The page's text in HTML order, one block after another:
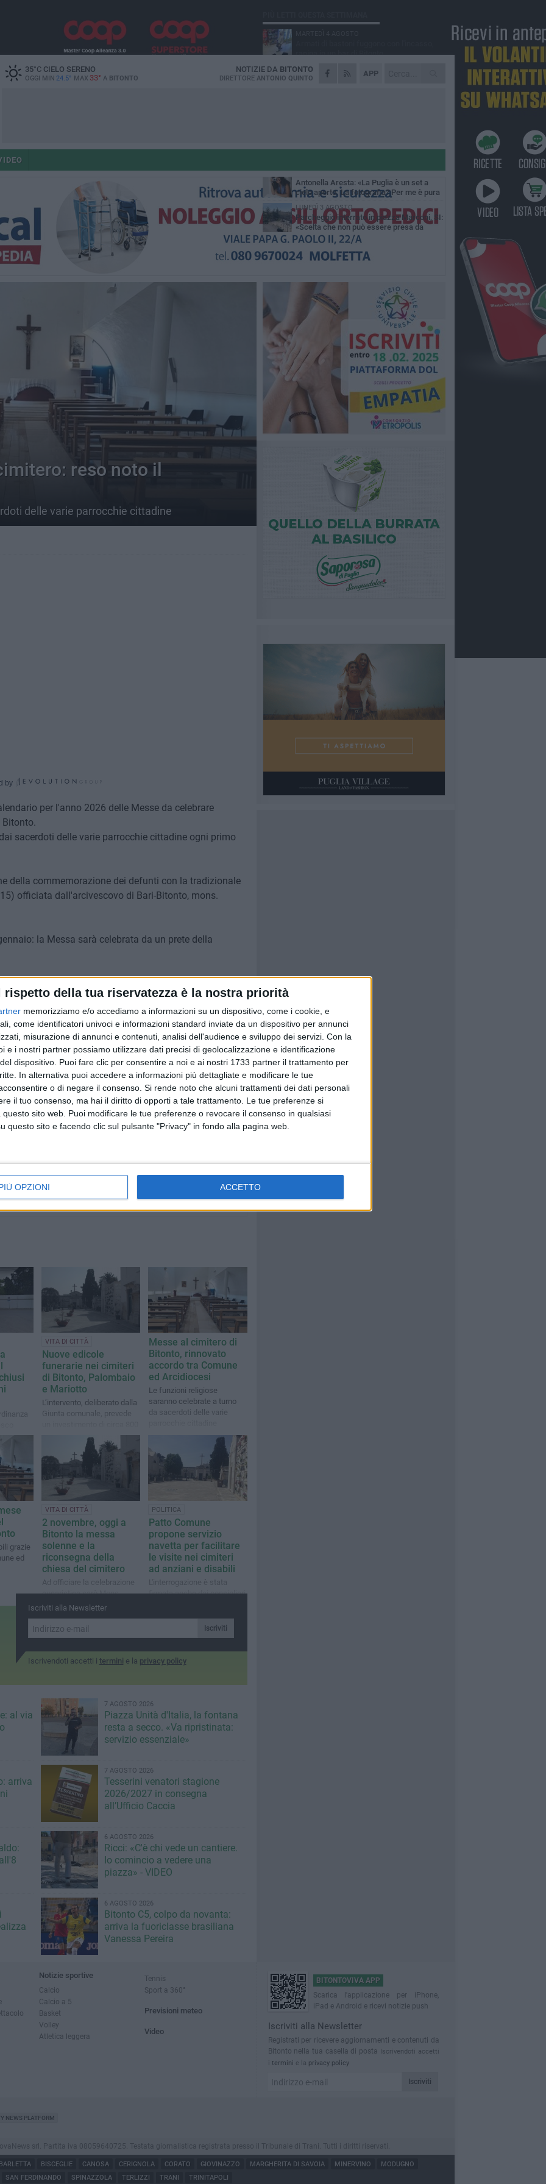
rispetto della tua riservatezza è la nostra priorità
memorizziamo e/o accediamo a informazioni su un dispositivo, come i cookie, e
come identificatori univoci e informazioni standard inviate da un dispositivo per annunci
misurazione di annunci e contenuti, analisi dell'audience e sviluppo dei servizi. Con la
e i nostri partner possiamo utilizzare dati precisi di geolocalizzazione e identificazione
dispositivo. Puoi fare clic per consentire a noi e ai nostri 1733 partner il trattamento per
In alternativa puoi accedere a informazioni più dettagliate e modificare le tue
o di negare il consenso. Si rende noto che alcuni trattamenti dei dati personali
il tuo consenso, ma hai il diritto di opporti a tale trattamento. Le tue preferenze si
sito web. Puoi modificare le tue preferenze o revocare il consenso in qualsiasi
questo sito e facendo clic sul pulsante "Privacy" in fondo alla pagina web.
OPZIONI ACCETTO
35°CCIELO SERENO
OGGI MIN 24.5° MAX 33° A BITONTO
APP
NOTIZIE DA BITONTO
DIRETTORE ANTONIO QUINTO
reso noto il
delle varie parrocchie cittadine
by
per l'anno 2026 delle Messe da celebrare
sacerdoti delle varie parrocchie cittadine ogni primo
della commemorazione dei defunti con la tradizionale
officiata dall'arcivescovo di Bari-Bitonto, mons.
la Messa sarà celebrata da un prete della
2 maggio (San Silvestro papa), 6 giugno
abate), 1° agosto (Santa Caterina vergine e
3 ottobre (San Leucio) e 5 dicembre (Sant'Andrea
7 AGOSTO 2026
Piazza Aldo Moro, SI-AVS:
«Proroga della scadenza non
cancella ritardi del Comune»
VITA DI CITTÀ
Nuove edicole
funerarie nei cimiteri
di Bitonto, Palombaio
e Mariotto
L’intervento, deliberato dalla
Giunta comunale, prevede
Messe al cimitero di
Bitonto, rinnovato
accordo tra Comune
ed Arcidiocesi
Le funzioni religiose
saranno celebrate a turno
da sacerdoti delle varie
grazie
ed
VITA DI CITTÀ
2 novembre, oggi a
Bitonto la messa
solenne e la
riconsegna della
chiesa del cimitero
Ad officiare la celebrazione
eucaristica sarò Mons.
Giuseppe Satriano
POLITICA
Patto Comune
propone servizio
navetta per facilitare
le visite nei cimiteri
ad anziani e disabili
L'interrogazione è stata
firmata anche dai consiglieri
Iscriviti alla Newsletter
Iscriviti
Iscrivendoti accetti i termini e la privacy policy
al via
7 AGOSTO 2026
Piazza Unità d'Italia, la fontana
resta a secco. «Va ripristinata:
servizio essenziale»
arriva
7 AGOSTO 2026
Tesserini venatori stagione
2026/2027 in consegna
all’Ufficio Caccia
6 AGOSTO 2026
Ricci: «C'è chi vede un cantiere.
Io comincio a vedere una
piazza» - VIDEO
6 AGOSTO 2026
Bitonto C5, colpo da novanta:
arriva la fuoriclasse brasiliana
Vanessa Pereira
rapina in un bar di Bitonto
VENERDÌ 31 LUGLIO
Furti d'auto, scoperta la banda tra Bitonto e
Fratelli d'Italia Bitonto: «Vicinanza alla
LUNEDÌ 3 AGOSTO
Antonella Aresta: «La Puglia è un set a
cielo aperto. La fotografia? Per me è pura
poesia»
LUNEDÌ 3 AGOSTO
Parcheggio interrato in piazza Marconi, SI:
«Scelta che non può essere presa da
pochi»
Notizie sportive
Calcio
Calcio a 5
Basket
Volley
Atletica leggera
Tennis
Sport a 360°
Previsioni meteo
Video
BITONTOVIVA APP
Scarica l'applicazione per iPhone,
iPad e Android e ricevi notizie push
Iscriviti alla Newsletter
Registrati per ricevere aggiornamenti e contenuti da
Bitonto nella tua casella di posta Iscrivendoti accetti
i termini e la privacy policy
Iscriviti
NEWS PLATFORM
srl. Partita iva 08059640725. Testata giornalistica registrata presso il Tribunale di Trani. Tutti i diritti riservati.
BARLETTA BISCEGLIE CANOSA CERIGNOLA CORATO GIOVINAZZO MARGHERITA DI SAVOIA MINERVINO
MODUGNO
SAN FERDINANDO SPINAZZOLA TERLIZZI TRANI TRINITAPOLI